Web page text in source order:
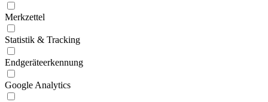
Merkzettel
Statistik & Tracking
Endgeräteerkennung
Google Analytics